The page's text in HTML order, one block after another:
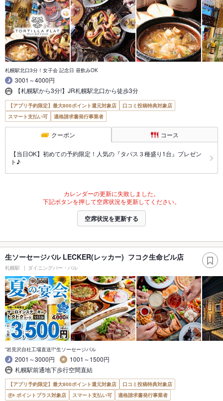
札幌駅北口3分！女子会 記念日 昼飲みOK
3001～4000円
【札幌駅から3分!】JR札幌駅北口から徒歩3分
【アプリ予約限定】最大800ポイント還元対象店
口コミ投稿特典対象店
スマート支払い可
適格請求書発行事業者
クーポン コース
【当日OK】初めての予約限定！人気の『タパス３種盛り1台』プレゼン
ト♪
カレンダーの更新に失敗しました。
下記ボタンを押して空席状況を更新してください。
空席状況を更新する
生ソーセージバル LECKER(レッカー) フコク生命ビル店
札幌駅 ダイニングバー・バル
”岩見沢自社工場直送!!"生ソーセージバル
2001～3000円
1001～1500円
札幌駅前通地下歩行空間直結
【アプリ予約限定】最大800ポイント還元対象店
口コミ投稿特典対象店
ポイントプラス対象店
スマート支払い可 適格請求書発行事業者